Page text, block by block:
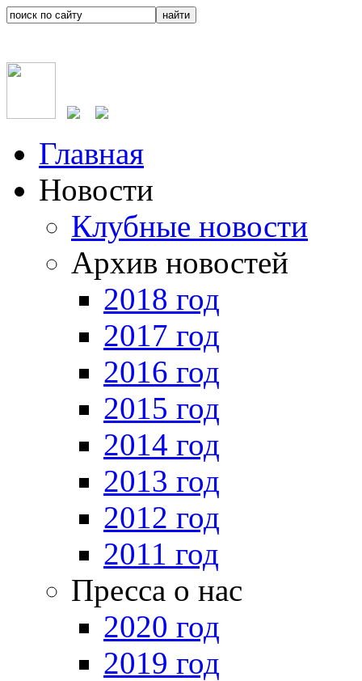
Главная
Новости
Клубные новости
Архив новостей
2018 год
2017 год
2016 год
2015 год
2014 год
2013 год
2012 год
2011 год
Пресса о нас
2020 год
2019 год